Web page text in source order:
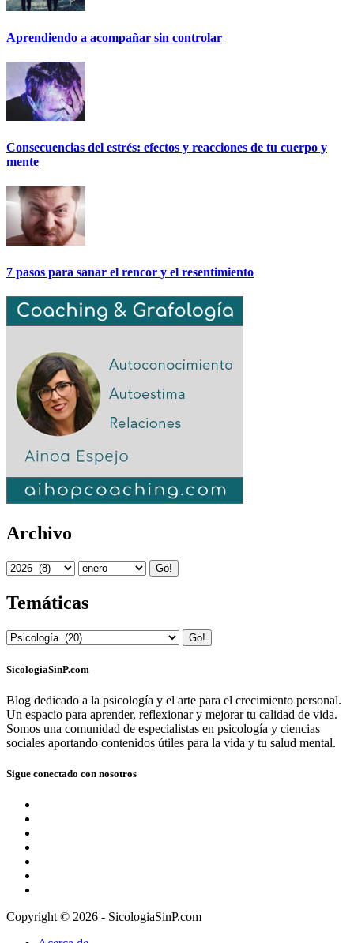
Aprendiendo a acompañar sin controlar
Consecuencias del estrés: efectos y reacciones de tu cuerpo y
mente
7 pasos para sanar el rencor y el resentimiento
Archivo
Go!
Temáticas
Go!
SicologiaSinP.com
Blog dedicado a la psicología y el arte para el crecimiento personal.
Un espacio para aprender, reflexionar y mejorar tu calidad de vida.
Somos una comunidad de especialistas en psicología y ciencias
sociales aportando contenidos útiles para la vida y tu salud mental.
Sigue conectado con nosotros
Copyright © 2026 - SicologiaSinP.com